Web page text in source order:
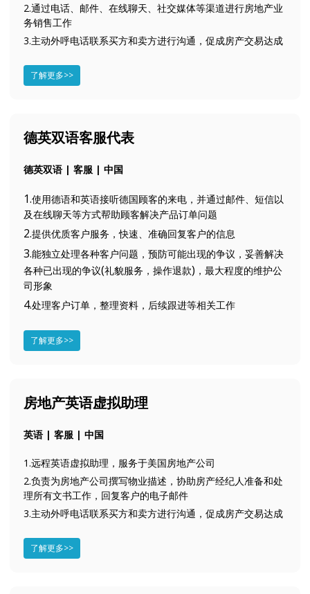
2.通过电话、邮件、在线聊天、社交媒体等渠道进行房地产业
务销售工作
3.主动外呼电话联系买方和卖方进行沟通，促成房产交易达成
了解更多>>
德英双语客服代表
德英双语 | 客服 | 中国
1.使用德语和英语接听德国顾客的来电，并通过邮件、短信以
及在线聊天等方式帮助顾客解决产品订单问题
2.提供优质客户服务，快速、准确回复客户的信息
3.能独立处理各种客户问题，预防可能出现的争议，妥善解决
各种已出现的争议(礼貌服务，操作退款) ，最大程度的维护公
司形象
4.处理客户订单，整理资料，后续跟进等相关工作
了解更多>>
房地产英语虚拟助理
英语 | 客服 | 中国
1.远程英语虚拟助理，服务于美国房地产公司
2.负责为房地产公司撰写物业描述，协助房产经纪人准备和处
理所有文书工作，回复客户的电子邮件
3.主动外呼电话联系买方和卖方进行沟通，促成房产交易达成
了解更多>>